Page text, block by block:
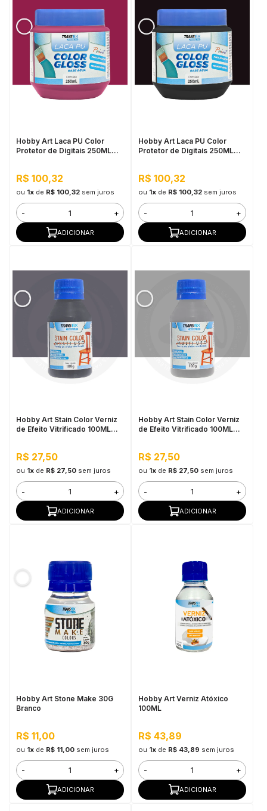
Hobby Art Laca PU Color
Protetor de Digitais 250ML
R$ 100,32
ou 1xde R$ 100,32 sem juros
- +
ADICIONAR
Hobby Art Laca PU Color
Protetor de Digitais 250ML
R$ 100,32
ou 1xde R$ 100,32 sem juros
- +
ADICIONAR
Hobby Art Stain Color Verniz
de Efeito Vitrificado 100ML
R$ 27,50
ou 1xde R$ 27,50 sem juros
- +
ADICIONAR
Hobby Art Stain Color Verniz
de Efeito Vitrificado 100ML
R$ 27,50
ou 1xde R$ 27,50 sem juros
- +
ADICIONAR
Hobby Art Stone Make 30G
Branco
R$ 11,00
ou 1xde R$ 11,00 sem juros
- +
ADICIONAR
Hobby Art Verniz Atóxico
100ML
R$ 43,89
ou 1xde R$ 43,89 sem juros
- +
ADICIONAR